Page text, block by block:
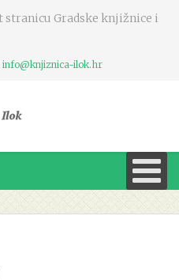
Gradske knjižnice i
info@knjiznica-ilok.hr